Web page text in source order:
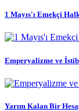
1 Mayıs'ı Emekçi
Emperyalizme ve
Yarım Kalan Bir